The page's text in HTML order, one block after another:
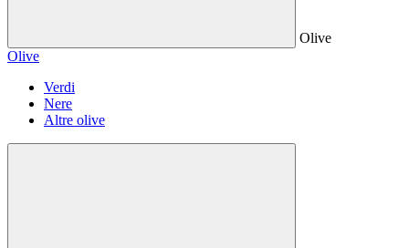
Olive
Olive
Verdi
Nere
Altre olive